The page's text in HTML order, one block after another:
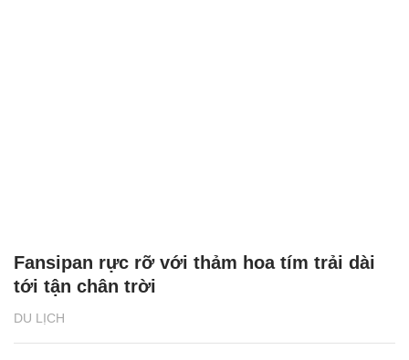
DU LỊCH
Fansipan rực rỡ với thảm hoa tím trải dài
tới tận chân trời